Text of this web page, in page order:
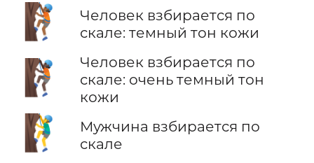
🧗🏾
Человек взбирается по
скале: темный тон кожи
🧗🏿
Человек взбирается по
скале: очень темный тон
кожи
🧗‍♂️
Мужчина взбирается по
скале